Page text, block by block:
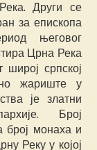
Други се
за епископа
његовог
Црна Река
широј српској
жариште у
је златни
Број
број монаха и
Реку у којој